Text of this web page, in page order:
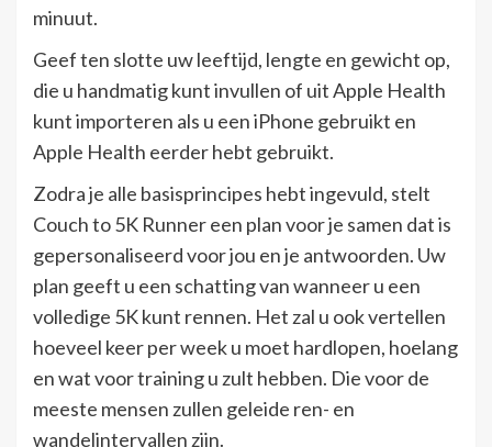
minuut.
Geef ten slotte uw leeftijd, lengte en gewicht op,
die u handmatig kunt invullen of uit Apple Health
kunt importeren als u een iPhone gebruikt en
Apple Health eerder hebt gebruikt.
Zodra je alle basisprincipes hebt ingevuld, stelt
Couch to 5K Runner een plan voor je samen dat is
gepersonaliseerd voor jou en je antwoorden. Uw
plan geeft u een schatting van wanneer u een
volledige 5K kunt rennen. Het zal u ook vertellen
hoeveel keer per week u moet hardlopen, hoelang
en wat voor training u zult hebben. Die voor de
meeste mensen zullen geleide ren- en
wandelintervallen zijn.